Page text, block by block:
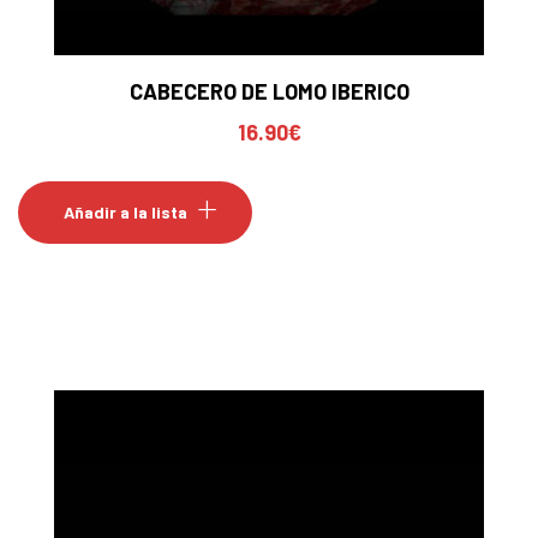
CABECERO DE LOMO IBERICO
16.90€
Añadir a la lista